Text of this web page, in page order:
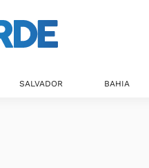
SALVADOR BAHIA